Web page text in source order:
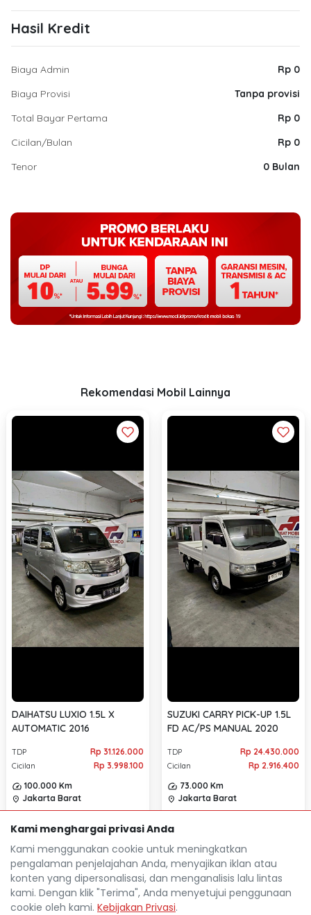
Hasil Kredit
Biaya Admin
Rp 0
Biaya Provisi
Tanpa provisi
Total Bayar Pertama
Rp 0
Cicilan/Bulan
Rp 0
Tenor
0 Bulan
Rekomendasi Mobil Lainnya
DAIHATSU LUXIO 1.5L X
AUTOMATIC 2016
TDP Rp 31.126.000
Cicilan
Rp 3.998.100
100.000 Km
location_on Jakarta Barat
SUZUKI CARRY PICK-UP 1.5L
FD AC/PS MANUAL 2020
TDP Rp 24.430.000
Cicilan
Rp 2.916.400
73.000 Km
location_on Jakarta Barat
Kami menghargai privasi Anda
Kami menggunakan cookie untuk meningkatkan
pengalaman penjelajahan Anda, menyajikan iklan atau
konten yang dipersonalisasi, dan menganalisis lalu lintas
kami. Dengan klik "Terima", Anda menyetujui penggunaan
cookie oleh kami. Kebijakan Privasi.